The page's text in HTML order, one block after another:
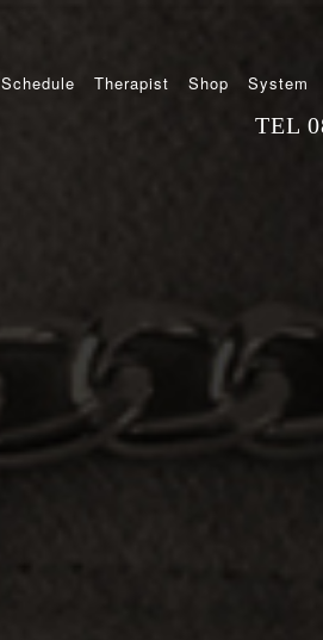
Schedule Therapist Shop System
TEL